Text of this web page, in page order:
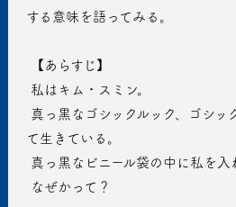
する意味を語ってみる。
【あらすじ】
私はキム・スミン。
て生きている。
真っ黒なビニール袋の中に私を入
なぜかって？